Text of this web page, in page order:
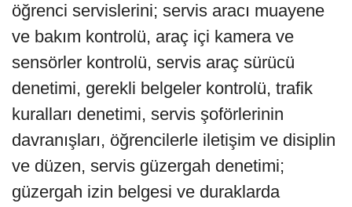
öğrenci servislerini; servis aracı muayene
ve bakım kontrolü, araç içi kamera ve
sensörler kontrolü, servis araç sürücü
denetimi, gerekli belgeler kontrolü, trafik
kuralları denetimi, servis şoförlerinin
davranışları, öğrencilerle iletişim ve disiplin
ve düzen, servis güzergah denetimi;
güzergah izin belgesi ve duraklarda